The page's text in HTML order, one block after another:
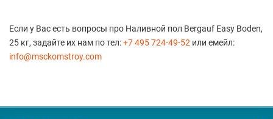
Если у Вас есть вопросы про Наливной пол Bergauf Easy Boden,
25 кг, задайте их нам по тел:+7 495 724-49-52 или емейл:
info@msckomstroy.com